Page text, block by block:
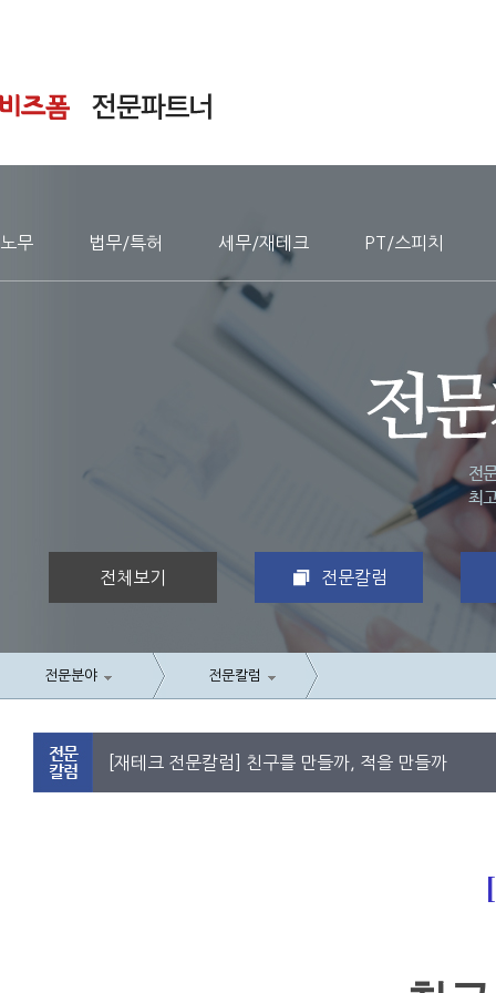
전체보기 전문칼럼
노무 법무/특허 세무/재테크 PT/스피치
전문분야 전문칼럼
[재테크 전문칼럼] 친구를 만들까, 적을 만들까